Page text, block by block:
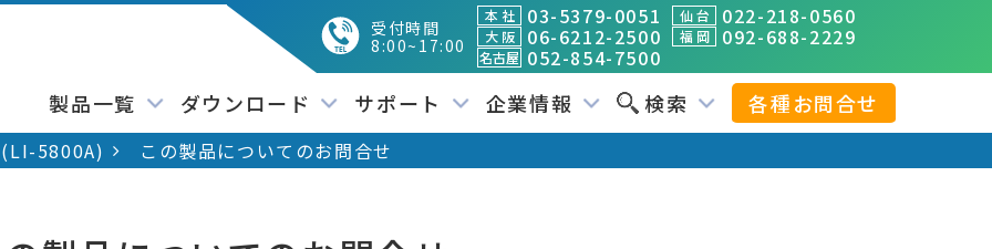
受付時間
8:00~17:00
本 社 03-5379-0051 仙 台 022-218-0560
大 阪 06-6212-2500 福 岡 092-688-2229
名古屋 052-854-7500
製品一覧 ダウンロード サポート 企業情報 検索 各種お問合せ
(LI-5800A) この製品についてのお問合せ